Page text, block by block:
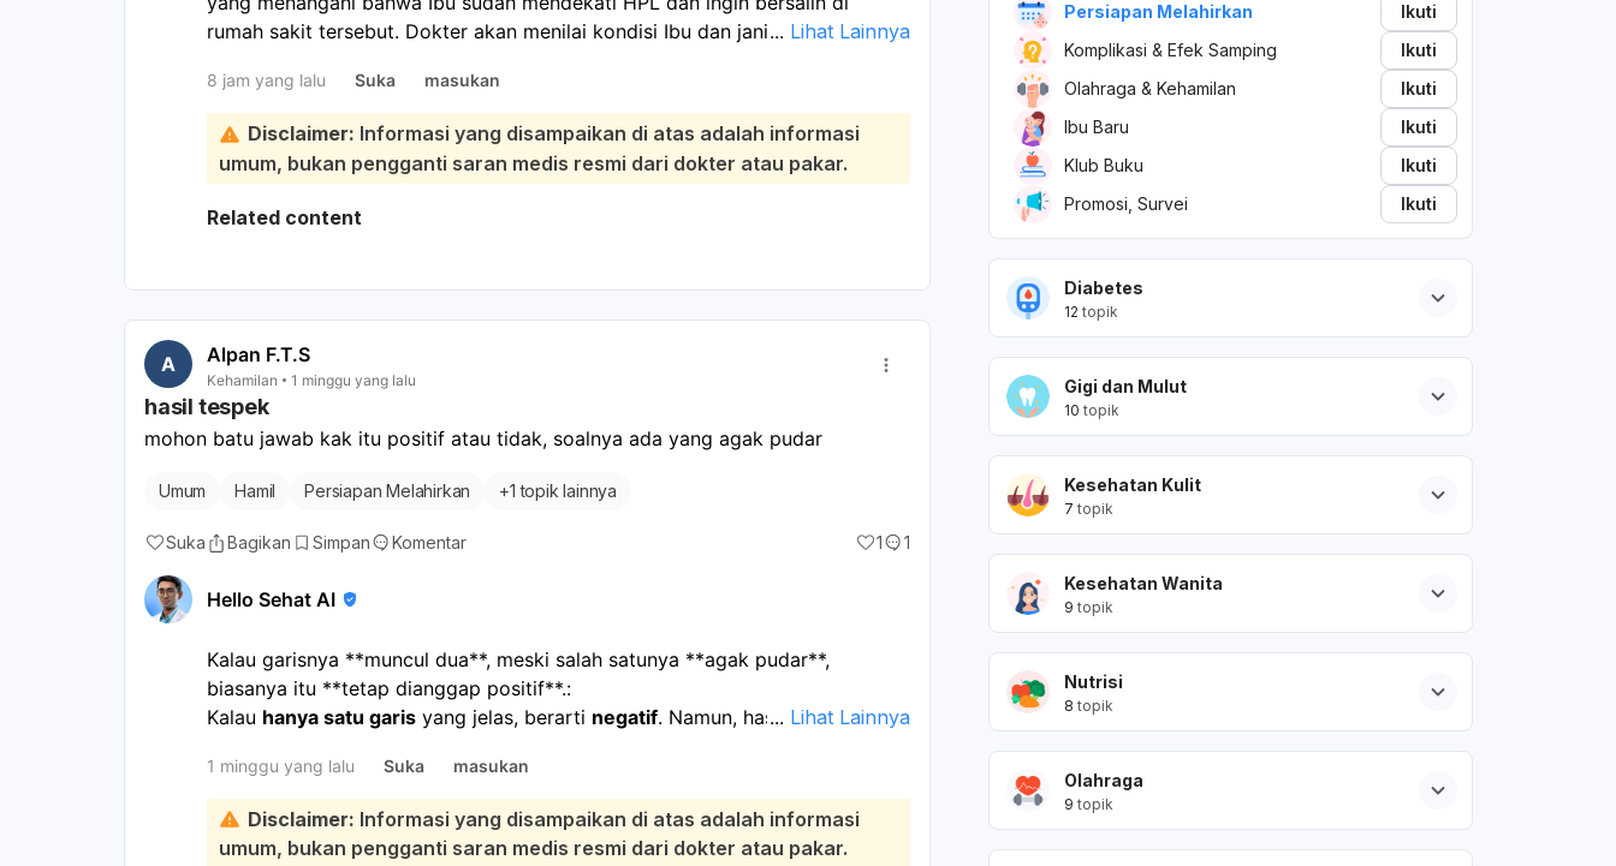
rumah sakit tersebut. Dokter akan menilai kondisi Ibu dan janin, lalu
memungkinkan dan sesuai kondisi medis, biasanya bisa diatur untuk
persalinan di rumah sakit itu:
Sebaiknya saat kontrol, Ibu juga tanyakan:
apakah perlu surat rencana persalinan atau rujukan lanjutan,
kapan harus kembali bila tanda-tanda persalinan muncul,
apa saja berkas yang perlu dibawa saat masuk bersalin. Kalau Ibu sudah
dekat HPL, jangan tunggu terlalu lama bila ada kontraksi, keluar lendir
darah, ketuban pecah, atau gerak janin berkurang. Segera ke rumah sakit.
... Lihat Lainnya
8 jam yang lalu Suka masukan
Disclaimer: Informasi yang disampaikan di atas adalah informasi
umum, bukan pengganti saran medis resmi dari dokter atau pakar.
Related content
A Alpan F.T.S
Kehamilan 1 minggu yang lalu
hasil tespek
mohon batu jawab kak itu positif atau tidak, soalnya ada yang agak pudar
Umum Hamil Persiapan Melahirkan +1 topik lainnya
Suka Bagikan Simpan Komentar 1 1
Hello Sehat AI
Kalau garisnya **muncul dua**, meski salah satunya **agak pudar**,
biasanya itu **tetap dianggap positif**.:
Kalau hanya satu garis yang jelas, berarti negatif. Namun, hasil tespek yang
lebih akurat. Kalau masih ragu, bisa periksa
ke dokter kandungan.
... Lihat Lainnya
1 minggu yang lalu Suka masukan
Disclaimer: Informasi yang disampaikan di atas adalah informasi
umum, bukan pengganti saran medis resmi dari dokter atau pakar.
Persiapan Melahirkan
Ikuti
Komplikasi & Efek Samping
Ikuti
Olahraga & Kehamilan
Ikuti
Ibu Baru
Ikuti
Klub Buku
Ikuti
Promosi, Survei
Ikuti
Diabetes
12 topik
Gigi dan Mulut
10 topik
Kesehatan Kulit
7 topik
Kesehatan Wanita
9 topik
Nutrisi
8 topik
Olahraga
9 topik